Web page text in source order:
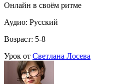
Онлайн в своём ритме
Аудио: Русский
Возраст: 5-8
Урок от Светлана Лосева